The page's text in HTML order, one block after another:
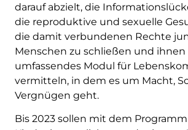
darauf abzielt, die
die reproduktive und sexuelle
die damit verbundenen Rechte
Menschen zu schließen und ihnen
umfassendes Modul für
vermitteln, in dem es um Macht,
Vergnügen geht.
Bis 2023 sollen mit dem